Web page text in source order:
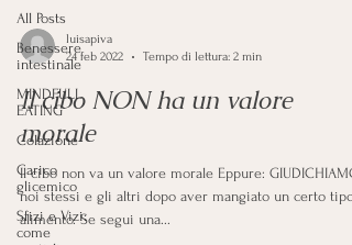
All Posts
Benessere
intestinale
MINDFULL
EATING
Colazione
Carico
glicemico
Sfizi e Vizi:
come
luisapiva
24 feb 2022
Tempo di lettura: 2 min
Il cibo NON ha un valore
morale
Il cibo non va un valore morale Eppure: GIUDICHIAMO
noi stessi e gli altri dopo aver mangiato un certo tipo
alimento. Se segui una...